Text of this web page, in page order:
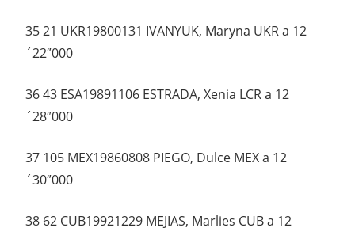
35 21 UKR19800131 IVANYUK, Maryna UKR a 12
´22″000
36 43 ESA19891106 ESTRADA, Xenia LCR a 12
´28″000
37 105 MEX19860808 PIEGO, Dulce MEX a 12
´30″000
38 62 CUB19921229 MEJIAS, Marlies CUB a 12